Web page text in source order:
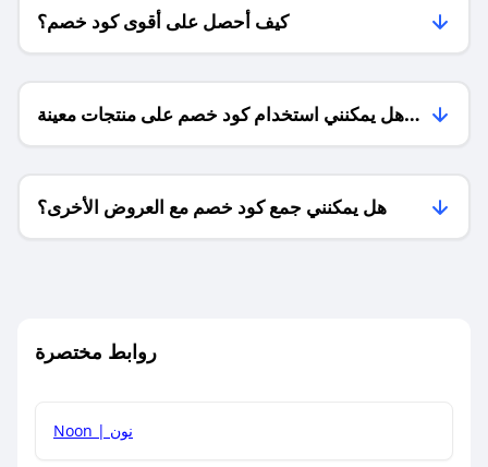
كيف أحصل على أقوى كود خصم؟
هل يمكنني استخدام كود خصم على منتجات معينة
فقط؟
هل يمكنني جمع كود خصم مع العروض الأخرى؟
روابط مختصرة
Noon | نون